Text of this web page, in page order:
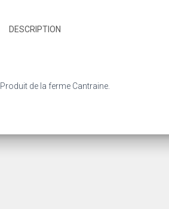
DESCRIPTION
Produit de la ferme Cantraine.